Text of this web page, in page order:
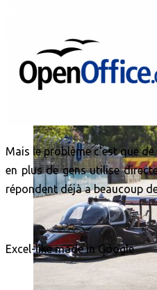
Roborace : une voiture
Mais le problème c’est que
en plus de gens utilise
répondent déjà a beaucoup
Excel-like made in Google